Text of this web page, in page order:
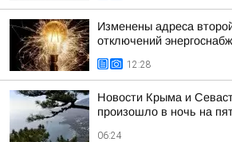
Изменены адреса
отключений
12:28
Новости Крыма и
произошло в ночь на
06:24